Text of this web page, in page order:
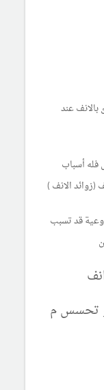
عند
فله أسباب
(زوائد الانف )
قد تسبب
تحسس م